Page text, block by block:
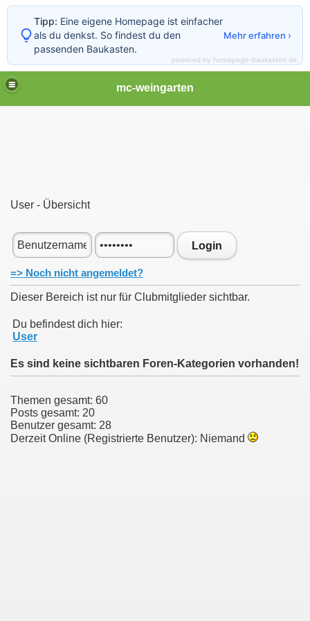
mc-weingarten
User - Übersicht
Login
=> Noch nicht angemeldet?
Dieser Bereich ist nur für Clubmitglieder sichtbar.
Du befindest dich hier:
User
Es sind keine sichtbaren Foren-Kategorien vorhanden!
Themen gesamt: 60
Posts gesamt: 20
Benutzer gesamt: 28
Derzeit Online (Registrierte Benutzer): Niemand
Tipp: Eine eigene Homepage ist einfacher
als du denkst. So findest du den
passenden Baukasten.
Mehr erfahren ›
powered by homepage-baukasten.de